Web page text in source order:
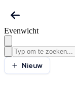
Evenwicht
Nieuw